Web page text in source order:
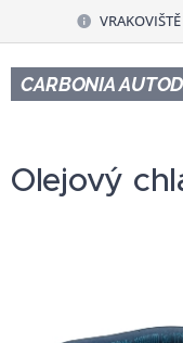
CARBONIA
Olejový